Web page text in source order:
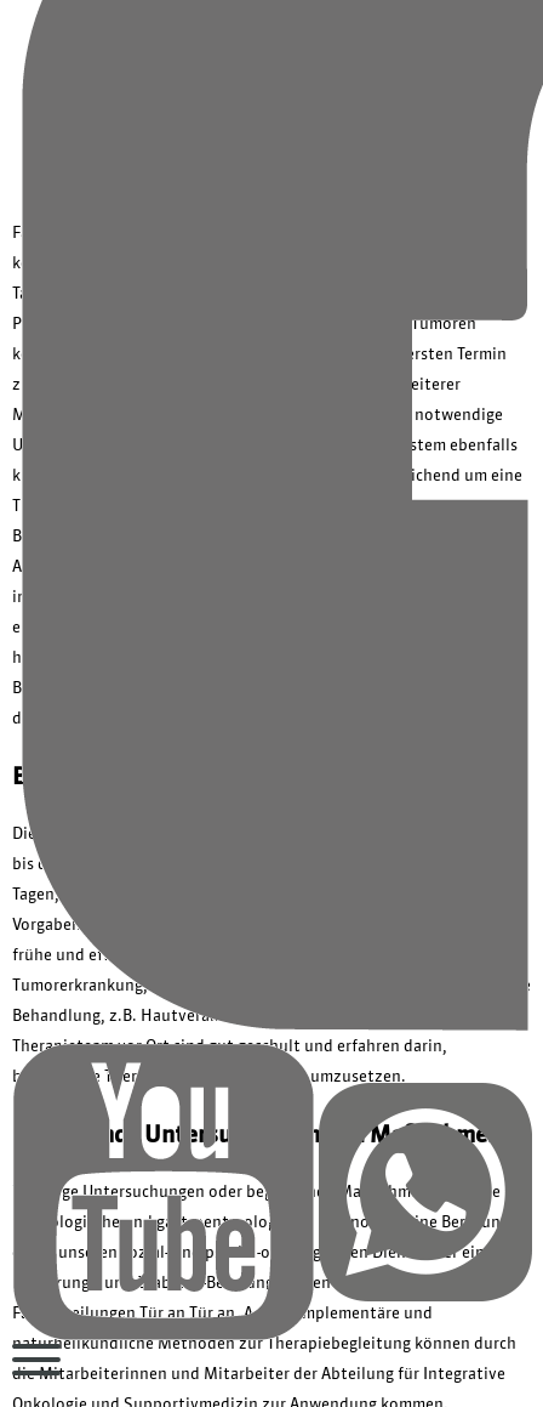
Informationen für Zuweisende
Veranstaltungen
Fast alle modernen Behandlungen der Internistischen Onkologie
können ambulant durchgeführt werden. In unserer onkologischen
Tagesklinik behandeln und beraten wir an Krebs erkrankte
Patientinnen und Patienten. Bei neudiagnostizierten Tumoren
können wir in der Regel innerhalb weniger Tage einen ersten Termin
zur Sichtung der Befunde und Beratung hinsichtlich weiterer
Maßnahmen anbieten. Falls noch erforderlich, können notwendige
Untersuchungen oder Maßnahmen wie z. B. ein Portsystem ebenfalls
kurzfristig organisiert werden. Sind die Befunde ausreichend um eine
Therapieentscheidung zu treffen, werden die
Behandlungsmöglichkeiten ausführlich mit den Betroffenen und
Angehörigen besprochen und geplant. Wichtig ist uns dabei, die
individuelle Situation des Einzelnen in das Behandlungskonzept mit
einzubeziehen. Zu den Beratungsgesprächen können die Angehörigen
hinzukommen, eine Anmeldung vorab ist nicht erforderlich. Wichtige
Besprechungen versuchen wir in geschlossenen Räumen individuell
durchzuführen.
Behandlung
Die eigentlichen Behandlungen, meist in Form von Infusionen in ein-
bis dreiwöchigen Zyklen an einem oder auch an aufeinanderfolgenden
Tagen, werden durch ein spezialisiert geschultes Team nach festen
Vorgaben verabreicht. Wir legen auch großen Wert auf die möglichst
frühe und effektive Behandlung von Symptomen durch die
Tumorerkrankung, wie z.B. Schmerzen, oder auch Symptome durch die
Behandlung, z.B. Hautveränderungen. Unsere Ärzte und das
Therapieteam vor Ort sind gut geschult und erfahren darin,
begleitende Therapiemaßnahmen direkt umzusetzen.
Begleitende Untersuchungen und Maßnahmen
Wichtige Untersuchungen oder begleitende Maßnahmen, z.B. eine
kardiologische und gastroenterologische Diagnostik, eine Beratung
durch unseren sozial- und psycho-onkologischen Dienst oder eine
Ernährungs- und Diabetes-Beratung, bieten wir über andere
Fachabteilungen Tür an Tür an. Auch komplementäre und
naturheilkundliche Methoden zur Therapiebegleitung können durch
die Mitarbeiterinnen und Mitarbeiter der Abteilung für Integrative